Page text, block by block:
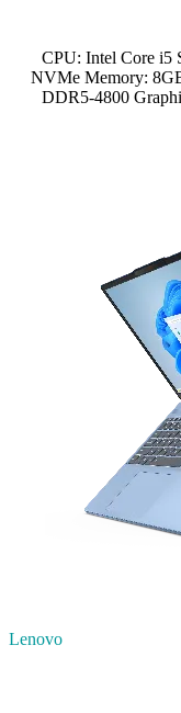
CPU: Intel Core i5
NVMe Memory:
DDR5-4800
Lenovo